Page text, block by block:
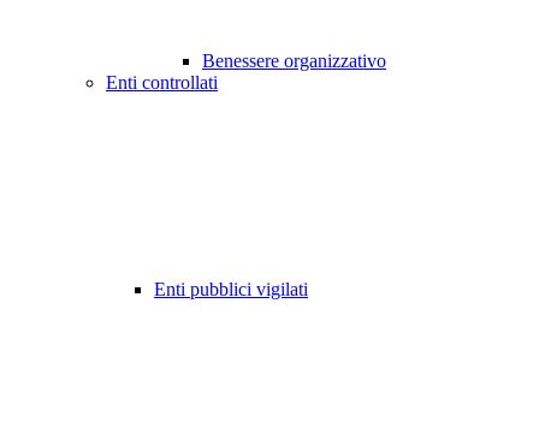
Benessere organizzativo
Enti controllati
Enti pubblici vigilati